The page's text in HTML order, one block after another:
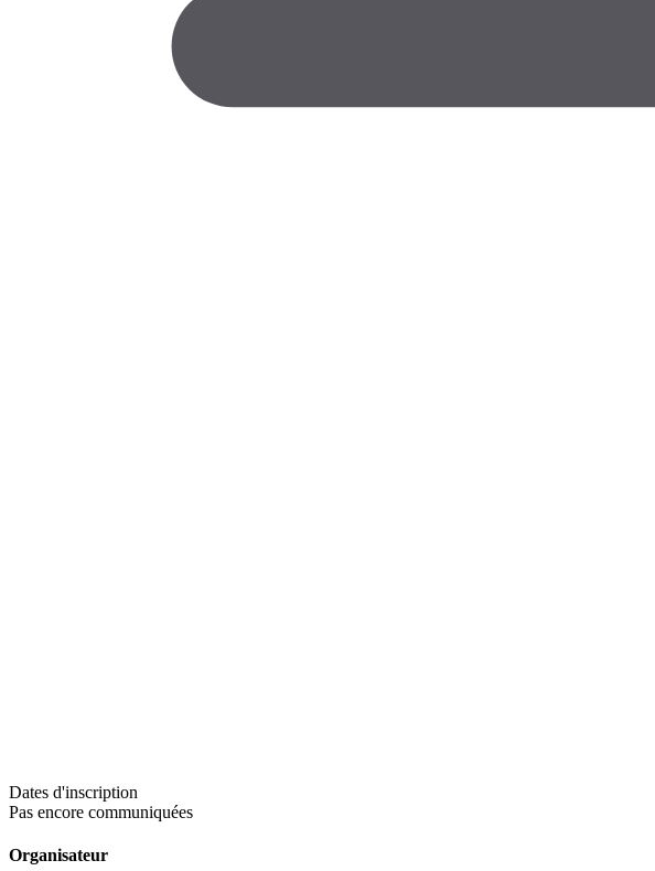
Dates d'inscription
Pas encore communiquées
Organisateur